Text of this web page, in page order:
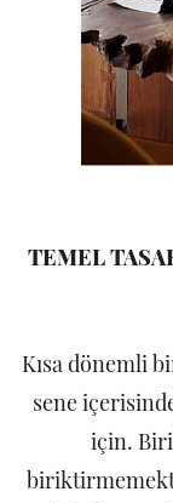
TEMEL
Kısa dönemli
sene
için.